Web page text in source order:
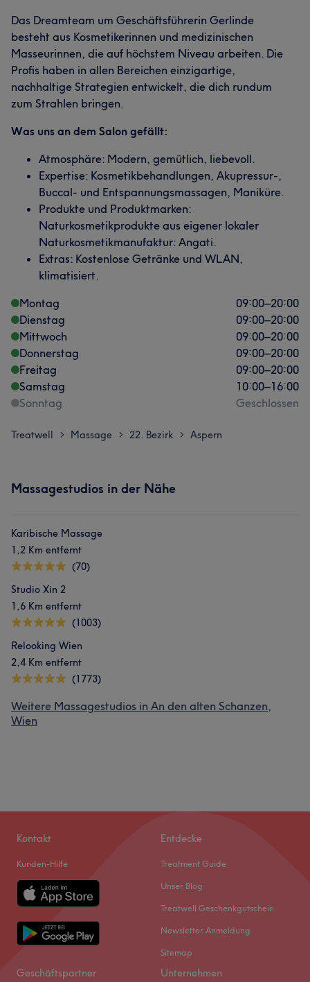
Das Dreamteam um Geschäftsführerin Gerlinde
besteht aus Kosmetikerinnen und medizinischen
Masseurinnen, die auf höchstem Niveau arbeiten. Die
Profis haben in allen Bereichen einzigartige,
nachhaltige Strategien entwickelt, die dich rundum
zum Strahlen bringen.
Was uns an dem Salon gefällt:
Atmosphäre: Modern, gemütlich, liebevoll.
Expertise: Kosmetikbehandlungen, Akupressur-,
Buccal- und Entspannungsmassagen, Maniküre.
Produkte und Produktmarken:
Naturkosmetikprodukte aus eigener lokaler
Naturkosmetikmanufaktur: Angati.
Extras: Kostenlose Getränke und WLAN,
klimatisiert.
Montag
09:00–20:00
Dienstag
09:00–20:00
Mittwoch
09:00–20:00
Donnerstag
09:00–20:00
Freitag
09:00–20:00
Samstag
10:00–16:00
Sonntag
Geschlossen
Treatwell > Massage > 22. Bezirk > Aspern
Massagestudios in der Nähe
Karibische Massage
1,2 Km entfernt
(70)
Studio Xin 2
1,6 Km entfernt
(1003)
Relooking Wien
2,4 Km entfernt
(1773)
Weitere Massagestudios in An den alten Schanzen,
Wien
Kontakt
Kunden-Hilfe
Entdecke
Treatment Guide
Unser Blog
Treatwell Geschenkgutschein
Newsletter Anmeldung
Sitemap
Geschäftspartner Unternehmen